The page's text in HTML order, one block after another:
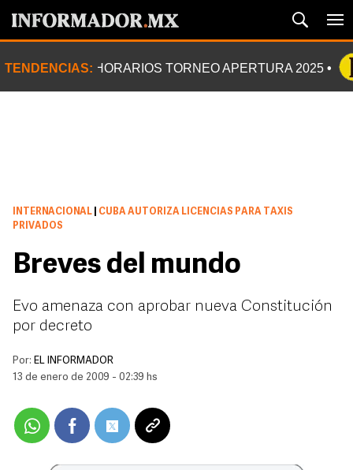
TENDENCIAS: HORARIOS TORNEO APERTURA 2025
INTERNACIONAL
CUBA AUTORIZA LICENCIAS PARA TAXIS
PRIVADOS
Breves del mundo
Evo amenaza con aprobar nueva Constitución
por decreto
Por: EL INFORMADOR
13 de enero de 2009 - 02:39 hs